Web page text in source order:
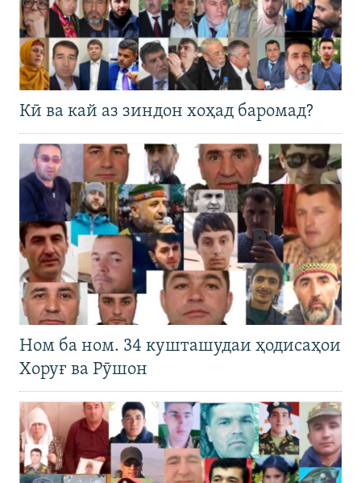
Кӣ ва кай аз зиндон хоҳад баромад?
Ном ба ном. 34 кушташудаи ҳодисаҳои
Хоруғ ва Рӯшон